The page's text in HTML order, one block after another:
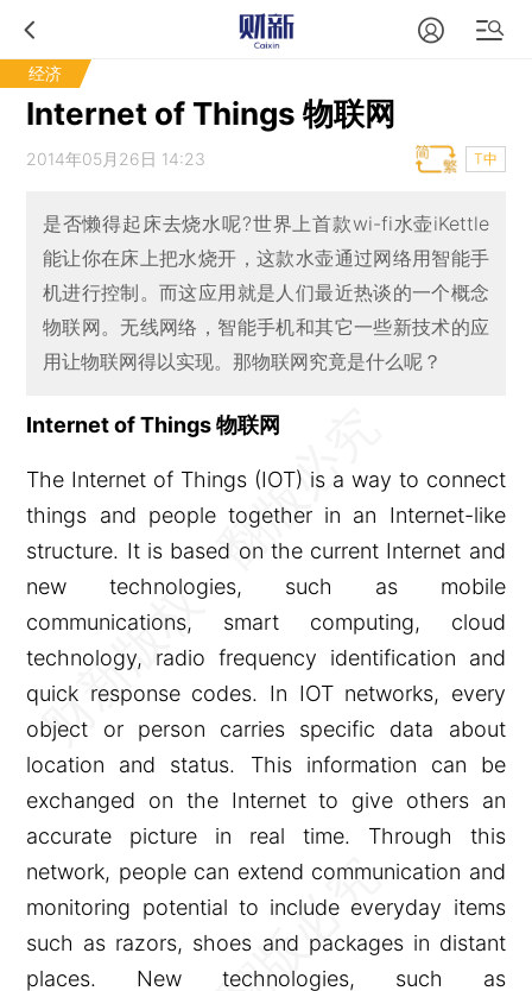
经济
Internet of Things 物联网
2014年05月26日 14:23 T中
是否懒得起床去烧水呢?世界上首款wi-fi水壶iKettle
能让你在床上把水烧开，这款水壶通过网络用智能手
机进行控制。而这应用就是人们最近热谈的一个概念
物联网。无线网络，智能手机和其它一些新技术的应
用让物联网得以实现。那物联网究竟是什么呢？
Internet of Things 物联网
The Internet of Things (IOT) is a way to connect
things and people together in an Internet-like
structure. It is based on the current Internet and
new technologies, such as mobile
communications, smart computing, cloud
technology, radio frequency identification and
quick response codes. In IOT networks, every
object or person carries specific data about
location and status. This information can be
exchanged on the Internet to give others an
accurate picture in real time. Through this
network, people can extend communication and
monitoring potential to include everyday items
such as razors, shoes and packages in distant
places. New technologies, such as